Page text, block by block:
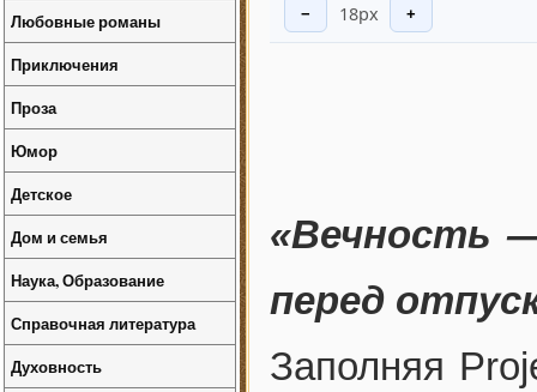
− 18px +
«Вечность
перед
Заполняя
Любовные романы
Приключения
Проза
Юмор
Детское
Дом и семья
Наука, Образование
Справочная литература
Духовность